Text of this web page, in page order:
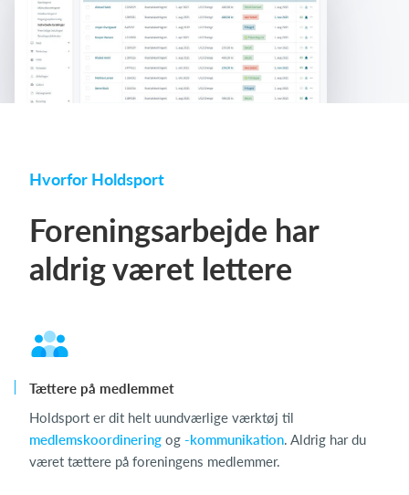
Hvorfor Holdsport
Foreningsarbejde har
aldrig været lettere
Tættere på medlemmet
Holdsport er dit helt uundværlige værktøj til
medlemskoordinering og -kommunikation. Aldrig har du
været tættere på foreningens medlemmer.